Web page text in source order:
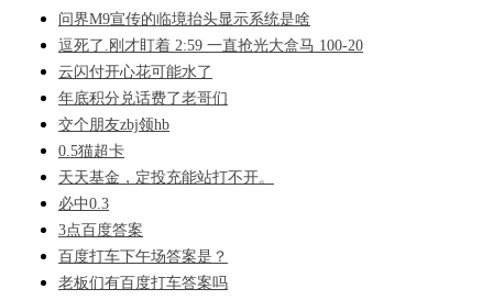
问界M9宣传的临境抬头显示系统是啥
逗死了.刚才盯着 2:59 一直抢光大盒马 100-20
云闪付开心花可能水了
年底积分兑话费了老哥们
交个朋友zbj领hb
0.5猫超卡
天天基金，定投充能站打不开。
必中0.3
3点百度答案
百度打车下午场答案是？
老板们有百度打车答案吗